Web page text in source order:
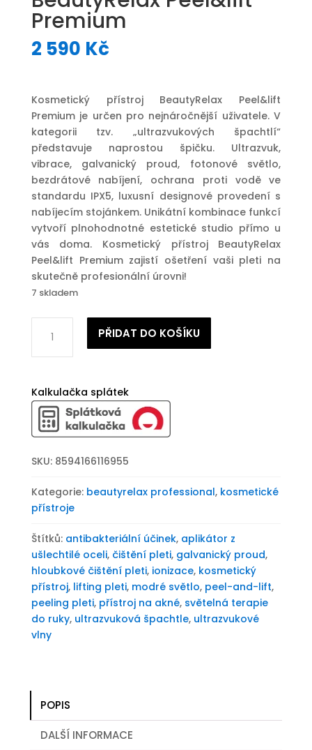
Premium
2 590 Kč
Kosmetický přístroj BeautyRelax Peel&lift
Premium je určen pro nejnáročnější uživatele. V
kategorii tzv. „ultrazvukových špachtlí“
představuje naprostou špičku. Ultrazvuk,
vibrace, galvanický proud, fotonové světlo,
bezdrátové nabíjení, ochrana proti vodě ve
standardu IPX5, luxusní designové provedení s
nabíjecím stojánkem. Unikátní kombinace funkcí
vytvoří plnohodnotné estetické studio přímo u
vás doma. Kosmetický přístroj BeautyRelax
Peel&lift Premium zajistí ošetření vaši pleti na
skutečně profesionální úrovni!
7 skladem
špachtle
BeautyRelax
Premium
množství
PŘIDAT DO KOŠÍKU
Kalkulačka splátek
SKU: 8594166116955
Kategorie: beautyrelax professional, kosmetické
přístroje
Štítků: antibakteriální účinek, aplikátor z
ušlechtilé oceli, čištění pleti, galvanický proud,
hloubkové čištění pleti, ionizace, kosmetický
přístroj, lifting pleti, modré světlo, peel-and-lift,
peeling pleti, přístroj na akné, světelná terapie
do ruky, ultrazvuková špachtle, ultrazvukové
vlny
POPIS
DALŠÍ INFORMACE